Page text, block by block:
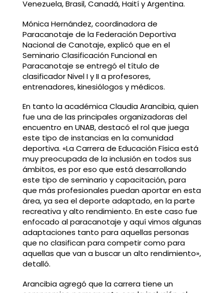
Venezuela, Brasil, Canadá, Haití y Argentina.
Mónica Hernández, coordinadora de
Paracanotaje de la Federación Deportiva
Nacional de Canotaje, explicó que en el
Seminario Clasificación Funcional en
Paracanotaje se entregó el título de
clasificador Nivel I y II a profesores,
entrenadores, kinesiólogos y médicos.
En tanto la académica Claudia Arancibia, quien
fue una de las principales organizadoras del
encuentro en UNAB, destacó el rol que juega
este tipo de instancias en la comunidad
deportiva. «La Carrera de Educación Física está
muy preocupada de la inclusión en todos sus
ámbitos, es por eso que está desarrollando
este tipo de seminario y capacitación, para
que más profesionales puedan aportar en esta
área, ya sea el deporte adaptado, en la parte
recreativa y alto rendimiento. En este caso fue
enfocado al paracanotaje y aquí vimos algunas
adaptaciones tanto para aquellas personas
que no clasifican para competir como para
aquellas que van a buscar un alto rendimiento»,
detalló.
Arancibia agregó que la carrera tiene un